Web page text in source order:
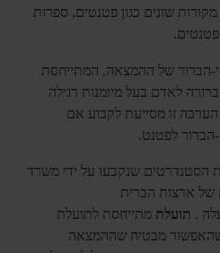
שונים כגון פטנטים, ספרות
הברור של ההמצאה, המתייחסת
לאדם בעל מיומנות רגילה
הערכה זו מסייעת לקבוע אם
הברור לפטנט.
הסטנדרטים שנקבעו על ידי משרד
של ארצות הברית
. תועלת מתייחסת לתועלת
מבטיח שההמצאה